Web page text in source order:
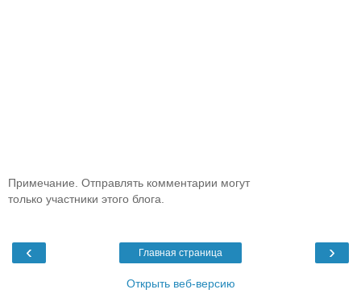
Примечание. Отправлять комментарии могут
только участники этого блога.
‹ ›
Главная страница
Открыть веб-версию